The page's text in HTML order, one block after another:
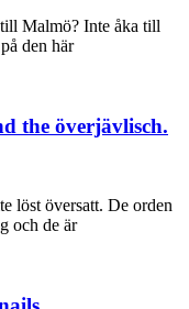
Malmö? Inte åka till
den här
the överjävlisch.
löst översatt. De orden
och de är